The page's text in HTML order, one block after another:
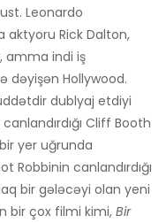
Leonardo
aktyoru Rick Dalton,
amma indi iş
dəyişən Hollywood.
dublyaj etdiyi
Cliff Booth
yer uğrunda
Robbinin canlandırdığı
bir gələcəyi olan yeni
bir çox filmi kimi, Bir